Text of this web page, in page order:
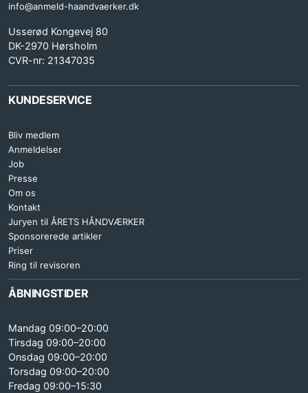
info@anmeld-haandvaerker.dk
Usserød Kongevej 80
DK-2970 Hørsholm
CVR-nr: 21347035
KUNDESERVICE
Bliv medlem
Anmeldelser
Job
Presse
Om os
Kontakt
Juryen til ÅRETS HÅNDVÆRKER
Sponsorerede artikler
Priser
Ring til revisoren
ÅBNINGSTIDER
Mandag 09:00–20:00
Tirsdag 09:00–20:00
Onsdag 09:00–20:00
Torsdag 09:00–20:00
Fredag 09:00–15:30